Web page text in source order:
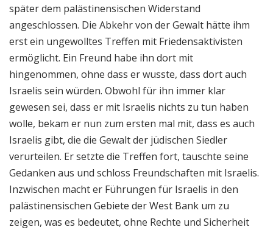
später dem palästinensischen Widerstand
angeschlossen. Die Abkehr von der Gewalt hätte ihm
erst ein ungewolltes Treffen mit Friedensaktivisten
ermöglicht. Ein Freund habe ihn dort mit
hingenommen, ohne dass er wusste, dass dort auch
Israelis sein würden. Obwohl für ihn immer klar
gewesen sei, dass er mit Israelis nichts zu tun haben
wolle, bekam er nun zum ersten mal mit, dass es auch
Israelis gibt, die die Gewalt der jüdischen Siedler
verurteilen. Er setzte die Treffen fort, tauschte seine
Gedanken aus und schloss Freundschaften mit Israelis.
Inzwischen macht er Führungen für Israelis in den
palästinensischen Gebiete der West Bank um zu
zeigen, was es bedeutet, ohne Rechte und Sicherheit